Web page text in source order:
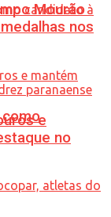
Mourão
nos
e
no